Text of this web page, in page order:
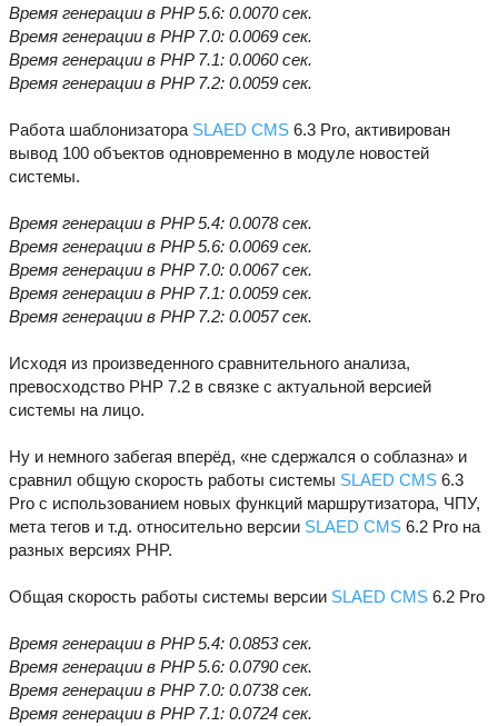
Время генерации в PHP 5.6: 0.0070 сек.
Время генерации в PHP 7.0: 0.0069 сек.
Время генерации в PHP 7.1: 0.0060 сек.
Время генерации в PHP 7.2: 0.0059 сек.
Работа шаблонизатора SLAED CMS 6.3 Pro, активирован
вывод 100 объектов одновременно в модуле новостей
системы.
Время генерации в PHP 5.4: 0.0078 сек.
Время генерации в PHP 5.6: 0.0069 сек.
Время генерации в PHP 7.0: 0.0067 сек.
Время генерации в PHP 7.1: 0.0059 сек.
Время генерации в PHP 7.2: 0.0057 сек.
Исходя из произведенного сравнительного анализа,
превосходство PHP 7.2 в связке с актуальной версией
системы на лицо.
Ну и немного забегая вперёд, «не сдержался о соблазна» и
сравнил общую скорость работы системы SLAED CMS 6.3
Pro с использованием новых функций маршрутизатора, ЧПУ,
мета тегов и т.д. относительно версии SLAED CMS 6.2 Pro на
разных версиях PHP.
Общая скорость работы системы версии SLAED CMS 6.2 Pro
Время генерации в PHP 5.4: 0.0853 сек.
Время генерации в PHP 5.6: 0.0790 сек.
Время генерации в PHP 7.0: 0.0738 сек.
Время генерации в PHP 7.1: 0.0724 сек.